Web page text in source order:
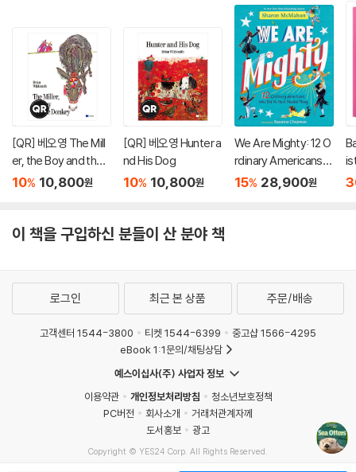
[QR] 베오영 The Mill
er, the Boy and the
Donkey
10% 10,800원
[QR] 베오영 Hunter a
nd His Dog
10% 10,800원
We Are Mighty: 12 O
rdinary Americans
Who Did the Next N
15% 28,900원
이 책을 구입하신 분들이 산 분야 책
로그인 최근 본 상품 주문/배송
고객센터 1544-3800 티켓 1544-6399
중고샵 1566-4295
eBook 1:1문의/채팅상담
예스이십사(주) 사업자 정보
이용약관
개인정보처리방침
청소년보호정책
PC버전
회사소개
거래처관계자께
도서홍보
광고
Copyright © YES24 Corp. All Rights Reserved.